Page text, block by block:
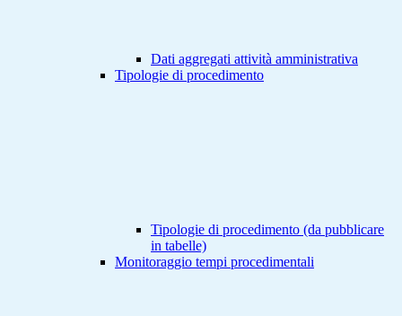
Dati aggregati attività amministrativa
Tipologie di procedimento
Tipologie di procedimento (da pubblicare
in tabelle)
Monitoraggio tempi procedimentali